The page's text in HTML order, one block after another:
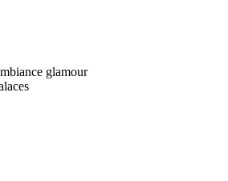
glamour